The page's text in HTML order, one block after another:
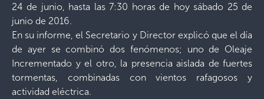
24 de junio, hasta las 7:30 horas de hoy sábado 25 de
junio de 2016.
En su informe, el Secretario y Director explicó que el día
de ayer se combinó dos fenómenos; uno de Oleaje
Incrementado y el otro, la presencia aislada de fuertes
tormentas, combinadas con vientos rafagosos y
actividad eléctrica.